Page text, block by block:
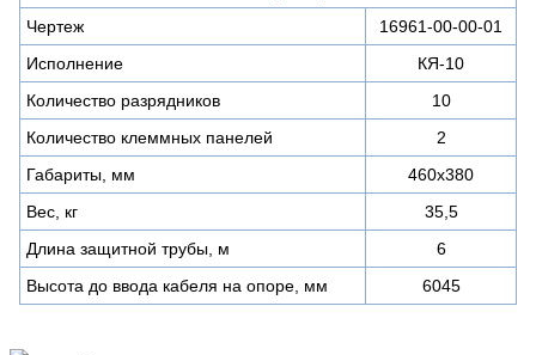
Чертеж
16961-00-00-01
Исполнение
КЯ-10
Количество разрядников
10
Количество клеммных панелей
2
Габариты, мм
460х380
Вес, кг
35,5
Длина защитной трубы, м
6
Высота до ввода кабеля на опоре, мм
6045